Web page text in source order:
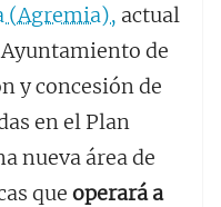
(Agremia), actual
de
y concesión de
en el Plan
nueva área de
que operará a